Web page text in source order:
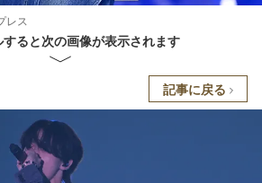
レス
すると次の画像が表示されます
記事に戻る